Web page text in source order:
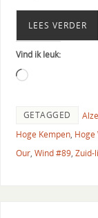
LEES VERDER
Vind ik leuk:
GETAGGED
Hoge Kempen, Hoge
Our, Wind #89, Zuid-